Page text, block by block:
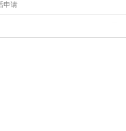
申请